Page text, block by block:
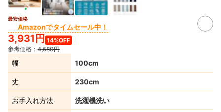
最安価格
Amazonでタイムセール中！
3,931円 14%OFF
参考価格： 4,580円
幅 100cm
丈 230cm
お手入れ方法 洗濯機洗い